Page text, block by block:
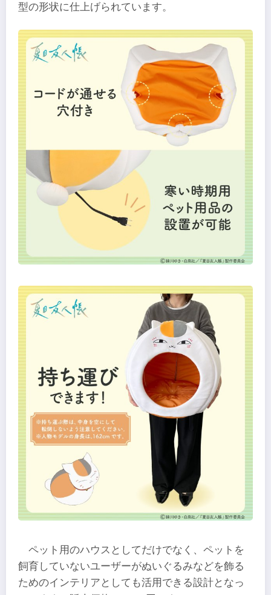
型の形状に仕上げられています。
ペット用のハウスとしてだけでなく、ペットを
飼育していないユーザーがぬいぐるみなどを飾る
ためのインテリアとしても活用できる設計となっ